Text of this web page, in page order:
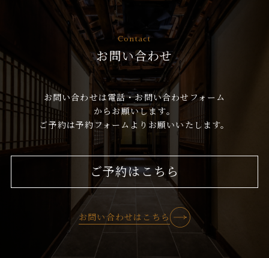
Contact
お問い合わせ
お問い合わせは電話・お問い合わせフォーム
からお願いします。
ご予約は予約フォームよりお願いいたします。
ご予約はこちら
お問い合わせはこちら